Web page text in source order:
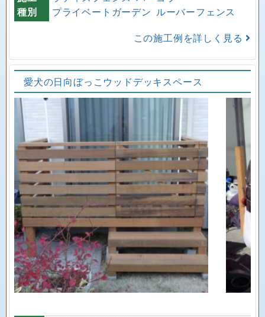
種別
プライベートガーデン ルーバーフェンス
この施工例を詳しく見る
愛犬の日向ぼっこウッドデッキスペース